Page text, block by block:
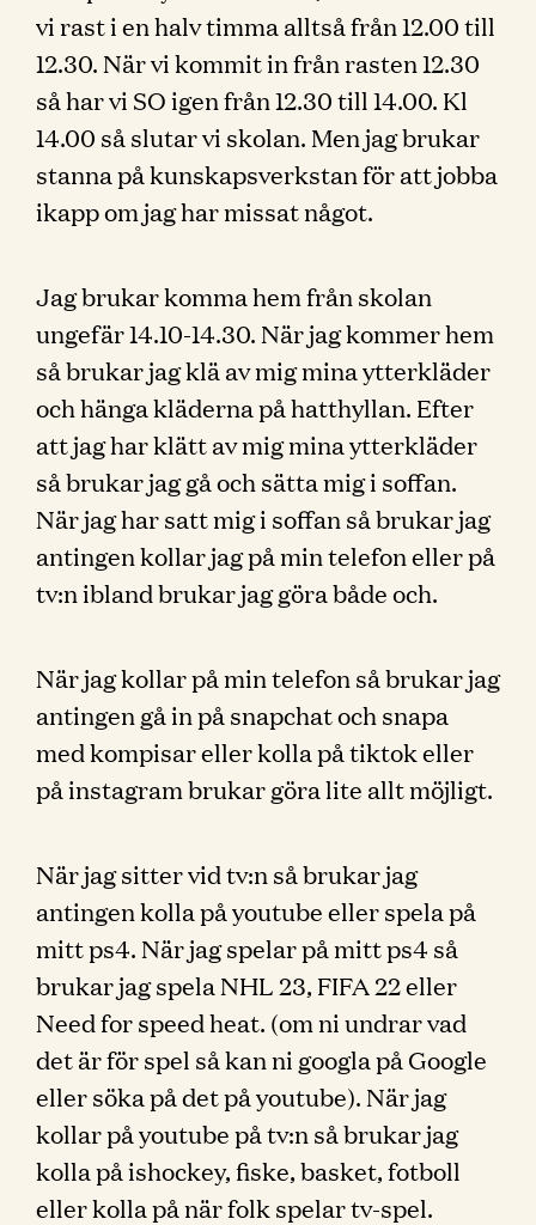
vi rast i en halv timma alltså från 12.00 till
12.30. När vi kommit in från rasten 12.30
så har vi SO igen från 12.30 till 14.00. Kl
14.00 så slutar vi skolan. Men jag brukar
stanna på kunskapsverkstan för att jobba
ikapp om jag har missat något.
Jag brukar komma hem från skolan
ungefär 14.10-14.30. När jag kommer hem
så brukar jag klä av mig mina ytterkläder
och hänga kläderna på hatthyllan. Efter
att jag har klätt av mig mina ytterkläder
så brukar jag gå och sätta mig i soffan.
När jag har satt mig i soffan så brukar jag
antingen kollar jag på min telefon eller på
tv:n ibland brukar jag göra både och.
När jag kollar på min telefon så brukar jag
antingen gå in på snapchat och snapa
med kompisar eller kolla på tiktok eller
på instagram brukar göra lite allt möjligt.
När jag sitter vid tv:n så brukar jag
antingen kolla på youtube eller spela på
mitt ps4. När jag spelar på mitt ps4 så
brukar jag spela NHL 23, FIFA 22 eller
Need for speed heat. (om ni undrar vad
det är för spel så kan ni googla på Google
eller söka på det på youtube). När jag
kollar på youtube på tv:n så brukar jag
kolla på ishockey, fiske, basket, fotboll
eller kolla på när folk spelar tv-spel.